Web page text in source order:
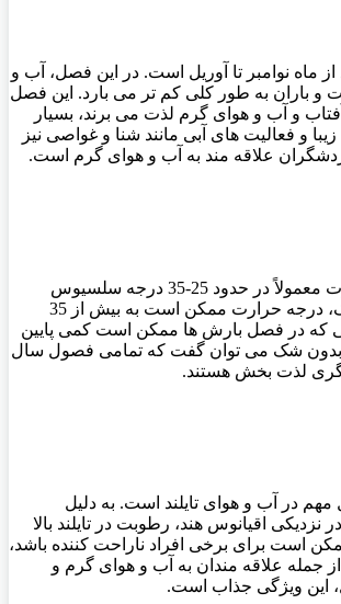
ماه نوامبر تا آوریل است. در این فصل، آب و
باران به طور کلی کم تر می بارد. این فصل
و آب و هوای گرم لذت می ‌برند، بسیار
و فعالیت‌ های آبی مانند شنا و غواصی نیز
علاقه‌ مند به آب و هوای گرم است.
در تایلند، درجه حرارت معمولاً در حدود 25-35 درجه سلسیوس
است. در فصل خشک، درجه حرارت ممکن است به بیش از 35
که در فصل بارش‌ ها ممکن است کمی پایین
بدون شک می‌ توان گفت که تمامی فصول سال
لذت ‌بخش هستند.
در آب و هوای تایلند است. به دلیل
نزدیکی اقیانوس هند، رطوبت در تایلند بالا
است برای برخی افراد ناراحت ‌کننده باشد،
از جمله علاقه ‌مندان به آب و هوای گرم و
این ویژگی جذاب است.